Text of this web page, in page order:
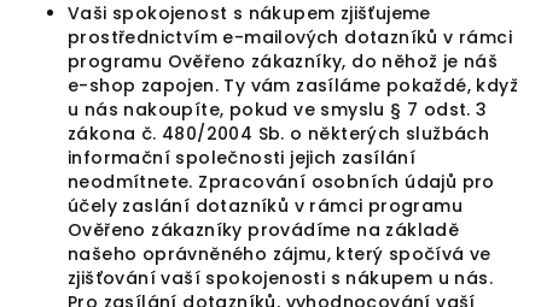
Vaši spokojenost s nákupem zjišťujeme
prostřednictvím e-mailových dotazníků v rámci
programu Ověřeno zákazníky, do něhož je náš
e-shop zapojen. Ty vám zasíláme pokaždé, když
u nás nakoupíte, pokud ve smyslu § 7 odst. 3
zákona č. 480/2004 Sb. o některých službách
informační společnosti jejich zasílání
neodmítnete. Zpracování osobních údajů pro
účely zaslání dotazníků v rámci programu
Ověřeno zákazníky provádíme na základě
našeho oprávněného zájmu, který spočívá ve
zjišťování vaší spokojenosti s nákupem u nás.
Pro zasílání dotazníků, vyhodnocování vaší